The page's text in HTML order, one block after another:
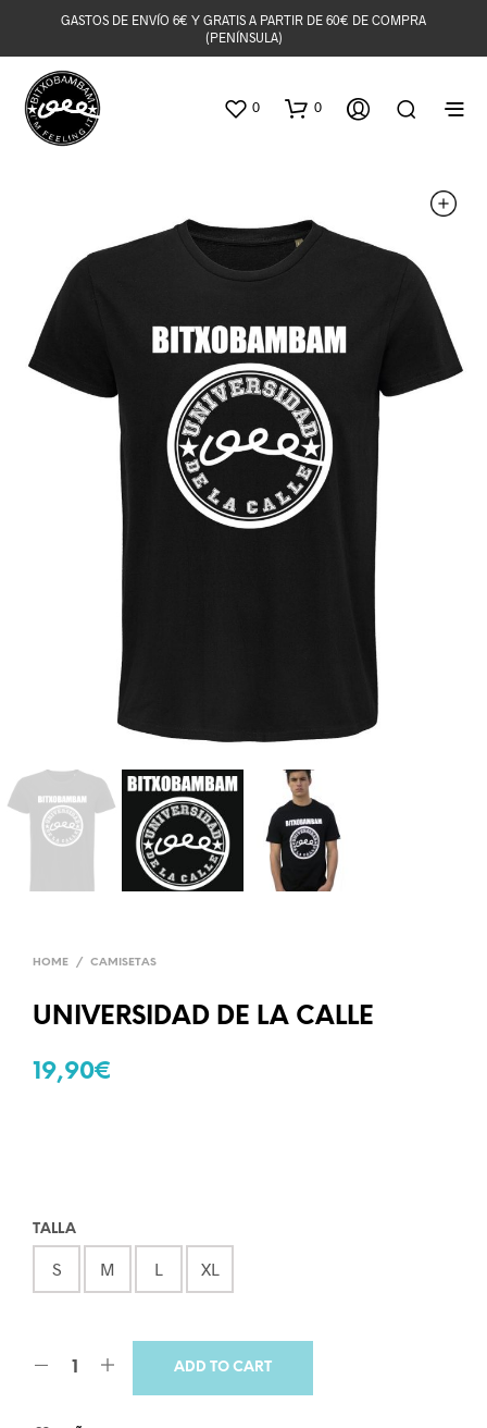
GASTOS DE ENVÍO 6€ Y GRATIS A PARTIR DE 60€ DE COMPRA
(PENÍNSULA)
0 0
HOME / CAMISETAS
UNIVERSIDAD DE LA CALLE
19,90€
TALLA
S M L XL
ADD TO CART